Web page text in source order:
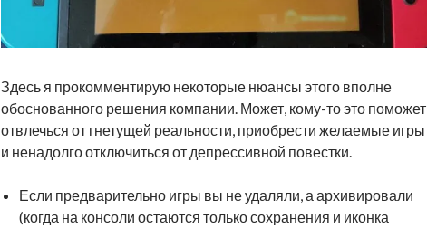
Здесь я прокомментирую некоторые нюансы этого вполне
обоснованного решения компании. Может, кому-то это поможет
отвлечься от гнетущей реальности, приобрести желаемые игры
и ненадолго отключиться от депрессивной повестки.
Если предварительно игры вы не удаляли, а архивировали
(когда на консоли остаются только сохранения и иконка